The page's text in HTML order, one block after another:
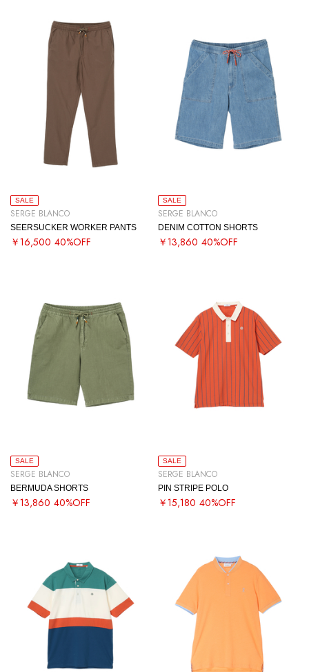
SALE
SERGE BLANCO
SEERSUCKER WORKER PANTS
￥16,500 40%OFF
SALE
SERGE BLANCO
DENIM COTTON SHORTS
￥13,860 40%OFF
SALE
SERGE BLANCO
BERMUDA SHORTS
￥13,860 40%OFF
SALE
SERGE BLANCO
PIN STRIPE POLO
￥15,180 40%OFF